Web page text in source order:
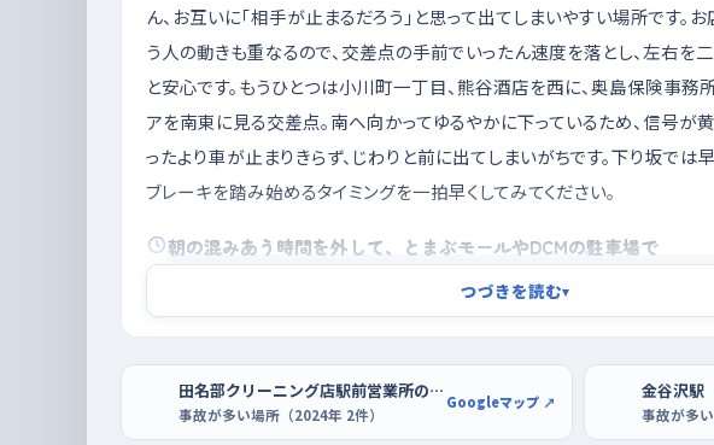
ん、お互いに「相手が止まるだろう」と思って出てしまいやすい場所です。
う人の動きも重なるので、交差点の手前でいったん速度を落とし、左右を
と安心です。もうひとつは小川町一丁目、熊谷酒店を西に、奥島保険事務所
アを南東に見る交差点。南へ向かってゆるやかに下っているため、信号が
ったより車が止まりきらず、じわりと前に出てしまいがちです。下り坂では
ブレーキを踏み始めるタイミングを一拍早くしてみてください。
朝の混みあう時間を外して、とまぶモールやDCMの駐車場で
練習は、通勤や通学で車も人も一気に動き出す朝の時間帯を避けるのがい
す。週の後半、とくに金曜は車の動きが慌ただしくなりやすいので、余裕の
ょう。駐車の練習には、とまぶモールや苫生のサンデーむつ苫生店、DCM
車場が向いています。区画がはっきり引かれていて、端のほうなら周りの車
つづきを読む▾
田名部クリーニング店駅前営業所の付近
事故が多い場所（2024年 2件）
Googleマップ ↗ 金谷沢駅
事故が多